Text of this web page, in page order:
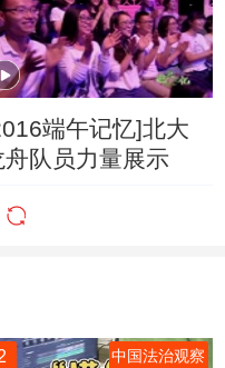
端午记忆]北大
舟队员力量展示
中国法治观察